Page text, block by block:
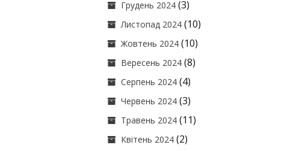
Грудень 2024 (3)
Листопад 2024 (10)
Жовтень 2024 (10)
Вересень 2024 (8)
Серпень 2024 (4)
Червень 2024 (3)
Травень 2024 (11)
Квітень 2024 (2)